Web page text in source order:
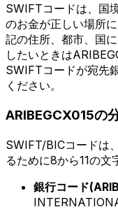
SWIFTコードは、国
のお金が正しい場所
記の住所、都市、国
したいときは
SWIFTコードが宛先
ください。
ARIBEGCX015の
SWIFT/BICコードは
るために8から11の文
銀行コード